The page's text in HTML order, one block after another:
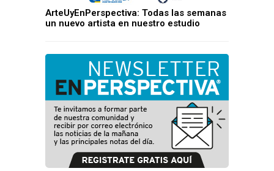
ArteUyEnPerspectiva: Todas las semanas
un nuevo artista en nuestro estudio